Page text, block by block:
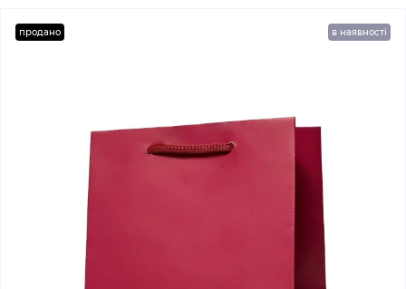
продано в наявності